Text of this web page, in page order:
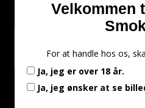
Billede skjult. Vis Billeder
The Weezy -
Velkommen
For at handle hos os,
Ja, jeg er over 18 år.
Ja, jeg ønsker at se